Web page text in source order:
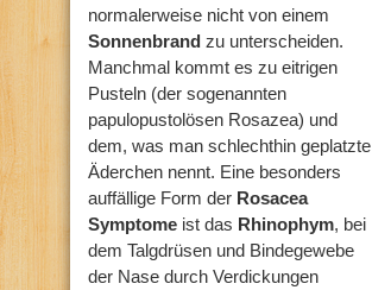
normalerweise nicht von einem
Sonnenbrand zu unterscheiden.
Manchmal kommt es zu eitrigen
Pusteln (der sogenannten
papulopustolösen Rosazea) und
dem, was man schlechthin geplatzte
Äderchen nennt. Eine besonders
auffällige Form der Rosacea
Symptome ist das Rhinophym, bei
dem Talgdrüsen und Bindegewebe
der Nase durch Verdickungen